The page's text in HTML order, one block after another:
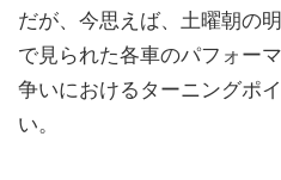
だが、今思えば、土曜朝の
で見られた各車のパフォー
争いにおけるターニングポ
い。